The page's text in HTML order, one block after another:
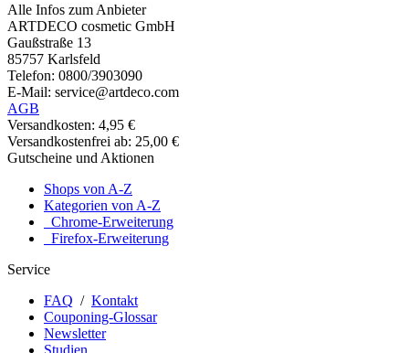
Alle Infos zum Anbieter
ARTDECO cosmetic GmbH
Gaußstraße 13
85757 Karlsfeld
Telefon: 0800/3903090
E-Mail: service@artdeco.com
AGB
Versandkosten: 4,95 €
Versandkostenfrei ab: 25,00 €
Gutscheine und Aktionen
Shops von A-Z
Kategorien von A-Z
Chrome-Erweiterung
Firefox-Erweiterung
Service
FAQ / Kontakt
Couponing-Glossar
Newsletter
Studien